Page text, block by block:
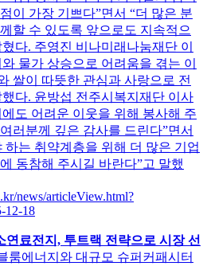
이 가장 기쁘다”면서 “더 많은 분
할 수 있도록 앞으로도 지속적으
다. 주영진 비나미래나눔재단 이
물가 상승으로 어려움을 겪는 이
쌀이 따뜻한 관심과 사랑으로 전
다. 윤방섭 전주시복지재단 이사
도 어려운 이웃을 위해 봉사해 주
러분께 깊은 감사를 드린다”면서
하는 취약계층을 위해 더 많은 기업
동참해 주시길 바란다”고 말했
news/articleView.html?
12-18
연료전지, 투트랙 전략으로 시장 선
룸에너지와 대규모 슈퍼커패시터